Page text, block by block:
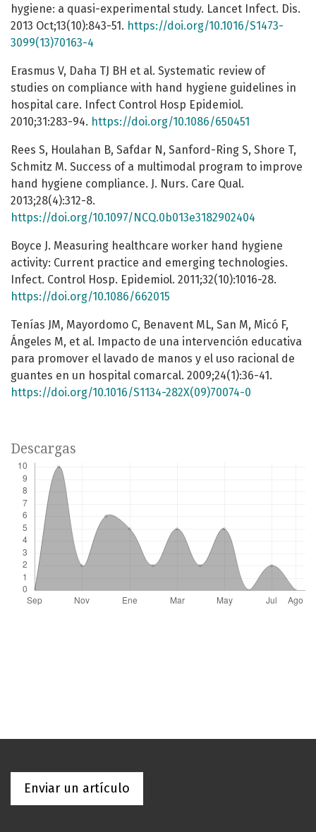
hygiene: a quasi-experimental study. Lancet Infect. Dis.
2013 Oct;13(10):843-51. https://doi.org/10.1016/S1473-
3099(13)70163-4
Erasmus V, Daha TJ BH et al. Systematic review of
studies on compliance with hand hygiene guidelines in
hospital care. Infect Control Hosp Epidemiol.
2010;31:283-94. https://doi.org/10.1086/650451
Rees S, Houlahan B, Safdar N, Sanford-Ring S, Shore T,
Schmitz M. Success of a multimodal program to improve
hand hygiene compliance. J. Nurs. Care Qual.
2013;28(4):312-8.
https://doi.org/10.1097/NCQ.0b013e3182902404
Boyce J. Measuring healthcare worker hand hygiene
activity: Current practice and emerging technologies.
Infect. Control Hosp. Epidemiol. 2011;32(10):1016-28.
https://doi.org/10.1086/662015
Tenías JM, Mayordomo C, Benavent ML, San M, Micó F,
Ángeles M, et al. Impacto de una intervención educativa
para promover el lavado de manos y el uso racional de
guantes en un hospital comarcal. 2009;24(1):36-41.
https://doi.org/10.1016/S1134-282X(09)70074-0
Descargas
Enviar un artículo